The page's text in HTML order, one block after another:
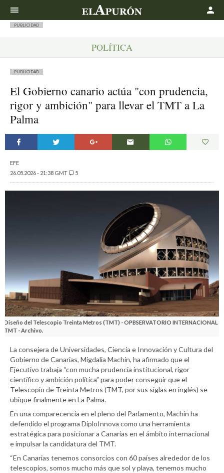
PUBLICIDAD
POLÍTICA
PUBLICIDAD
El Gobierno canario actúa "con prudencia,
rigor y ambición" para llevar el TMT a La
Palma
EFE
26.05.2026 - 21:38 GMT
5
Diseño del Telescopio Treinta Metros (TMT) - OPBSERVATORIO INTERNACIONAL
TMT - Archivo.
La consejera de Universidades, Ciencia e Innovación y Cultura del
Gobierno de Canarias, Migdalia Machín, ha afirmado que el
Ejecutivo trabaja “con mucha prudencia institucional, rigor
científico y ambición política” para poder conseguir que el
Telescopio de Treinta Metros (TMT, por sus siglas en inglés) se
ubique finalmente en La Palma.
En una comparecencia en el pleno del Parlamento, Machín ha
defendido el programa DiploInnova como una herramienta
estratégica para posicionar a Canarias en el ámbito internacional
e impulsar la candidatura del TMT.
“En Canarias tenemos consorcios con 60 países alrededor de los
telescopios, somos mucho más que sol y playa, tenemos mucho